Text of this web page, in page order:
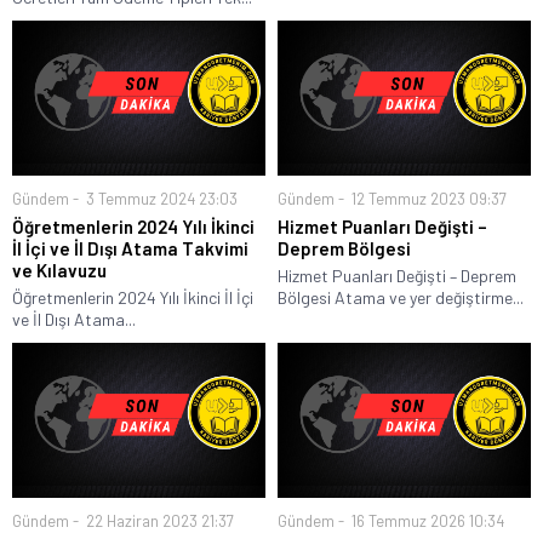
Gündem 3 Temmuz 2024 23:03
Öğretmenlerin 2024 Yılı İkinci
İl İçi ve İl Dışı Atama Takvimi
ve Kılavuzu
Öğretmenlerin 2024 Yılı İkinci İl İçi
ve İl Dışı Atama...
Gündem 12 Temmuz 2023 09:37
Hizmet Puanları Değişti –
Deprem Bölgesi
Hizmet Puanları Değişti – Deprem
Bölgesi Atama ve yer değiştirme...
Gündem 22 Haziran 2023 21:37 Gündem 16 Temmuz 2026 10:34